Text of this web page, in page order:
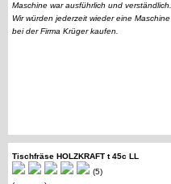
Maschine war ausführlich und verständlich.
Wir würden jederzeit wieder eine Maschine
bei der Firma Krüger kaufen.
Tischfräse HOLZKRAFT t 45c LL
(5)